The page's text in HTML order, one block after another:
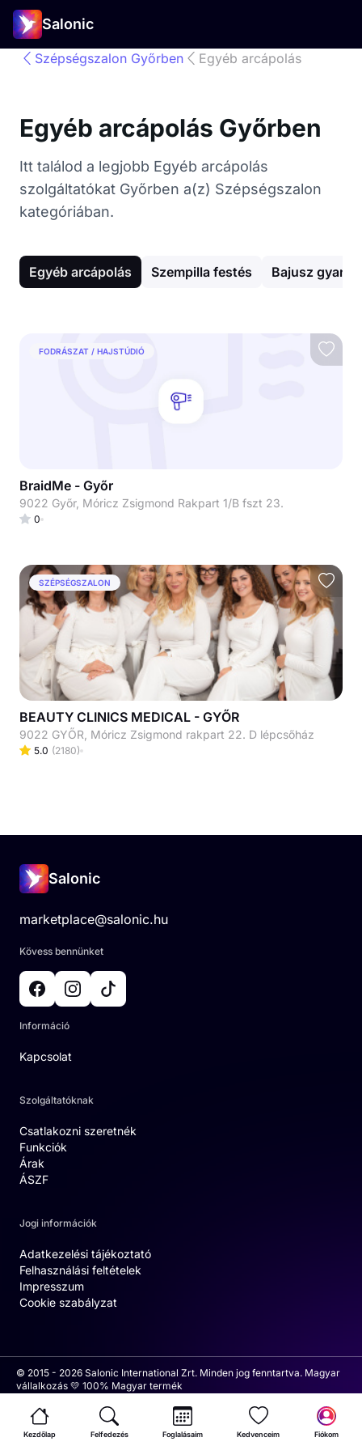
Salonic
Szépségszalon Győrben Egyéb arcápolás
Egyéb arcápolás Győrben
Itt találod a legjobb Egyéb arcápolás
szolgáltatókat Győrben a(z) Szépségszalon
kategóriában.
Egyéb arcápolás Szempilla festés Bajusz
FODRÁSZAT / HAJSTÚDIÓ
BraidMe - Győr
9022 Győr, Móricz Zsigmond Rakpart 1/B fszt 23.
0
SZÉPSÉGSZALON
BEAUTY CLINICS MEDICAL - GYŐR
9022 GYŐR, Móricz Zsigmond rakpart 22. D lépcsőház
5.0 (2180)
Salonic
marketplace@salonic.hu
Kövess bennünket
Információ
Kapcsolat
Szolgáltatóknak
Csatlakozni szeretnék
Funkciók
Árak
ÁSZF
Jogi információk
Adatkezelési tájékoztató
Felhasználási feltételek
Impresszum
Cookie szabályzat
© 2015 - 2026 Salonic International Zrt. Minden jog fenntartva. Magyar
vállalkozás 💛 100% Magyar termék
Kezdőlap Felfedezés Foglalásaim Kedvenceim Fiókom